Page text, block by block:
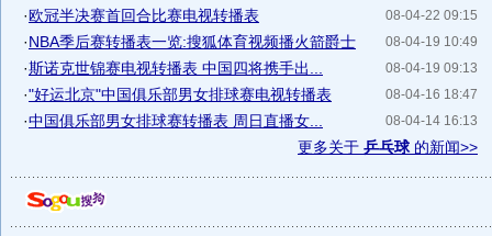
08-04-22 09:15
·欧冠半决赛首回合比赛电视转播表
08-04-19 10:49
·NBA季后赛转播表一览:搜狐体育视频播火箭爵士
08-04-19 09:13
·斯诺克世锦赛电视转播表 中国四将携手出...
08-04-16 18:47
·"好运北京"中国俱乐部男女排球赛电视转播表
08-04-14 16:13
·中国俱乐部男女排球赛转播表 周日直播女...
更多关于 乒乓球 的新闻>>